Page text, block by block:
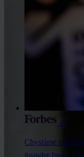
↗
Chystáme menší